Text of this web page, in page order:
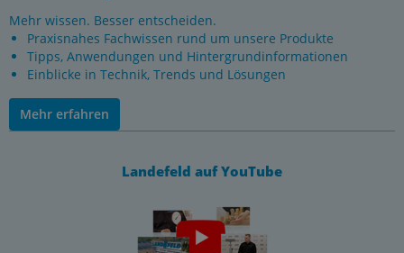
Mehr wissen. Besser entscheiden.
Praxisnahes Fachwissen rund um unsere Produkte
Tipps, Anwendungen und Hintergrundinformationen
Einblicke in Technik, Trends und Lösungen
Mehr erfahren
Landefeld auf YouTube